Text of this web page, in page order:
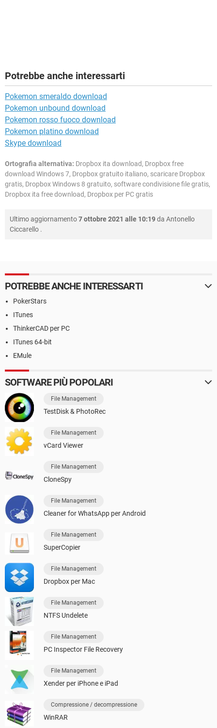
Potrebbe anche interessarti
Pokemon smeraldo download
Pokemon unbound download
Pokemon rosso fuoco download
Pokemon platino download
Skype download
Ortografia alternativa: Dropbox ita download, Dropbox free
download Windows 7, Dropbox gratuito italiano, scaricare Dropbox
gratis, Dropbox Windows 8 gratuito, software condivisione file gratis,
Dropbox ita free download, Dropbox per PC gratis
Ultimo aggiornamento7 ottobre 2021 alle 10:19da Antonello
Ciccarello .
POTREBBE ANCHE INTERESSARTI
PokerStars
ITunes
ThinkerCAD per PC
ITunes 64-bit
EMule
SOFTWARE PIÙ POPOLARI
File Management
TestDisk & PhotoRec
File Management
vCard Viewer
File Management
CloneSpy
File Management
Cleaner for WhatsApp per Android
File Management
SuperCopier
File Management
Dropbox per Mac
File Management
NTFS Undelete
File Management
PC Inspector File Recovery
File Management
Xender per iPhone e iPad
Compressione / decompressione
WinRAR